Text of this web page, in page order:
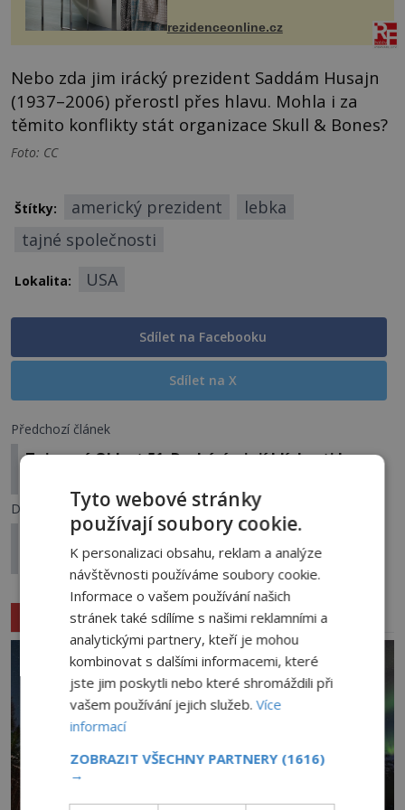
ručníky, osušky a koberečky –
proutku...
rezidenceonline.cz
Nebo zda jim irácký prezident Saddám Husajn
(1937–2006) přerostl přes hlavu. Mohla i za
těmito konflikty stát organizace Skull & Bones?
Foto: CC
Štítky: americký prezident
lebka
tajné společnosti
Lokalita: USA
Sdílet na Facebooku
Sdílet na X
Předchozí článek
Tajemná Oblast 51: Dochází v její blízkosti k
Další článek
Hradiště Budeč: Stojí rotunda s tajemnou historií
v silném energetickém poli?
Související články
Tyto webové stránky
používají soubory cookie.
K personalizaci obsahu, reklam a analýze
návštěvnosti používáme soubory cookie.
Informace o vašem používání našich
stránek také sdílíme s našimi reklamními a
analytickými partnery, kteří je mohou
kombinovat s dalšími informacemi, které
jste jim poskytli nebo které shromáždili při
vašem používání jejich služeb.Více
informací
ZOBRAZIT VŠECHNY PARTNERY (1616)
→